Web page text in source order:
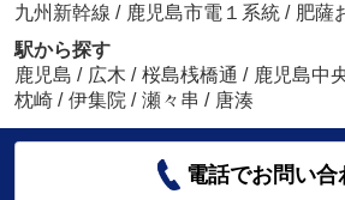
九州新幹線 / 鹿児島市電１系統 / 肥薩
駅から探す
鹿児島 / 広木 / 桜島桟橋通 / 鹿児島中
枕崎 / 伊集院 / 瀬々串 / 唐湊
電話でお問い合